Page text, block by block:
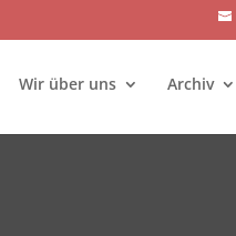
Wir über uns Archiv